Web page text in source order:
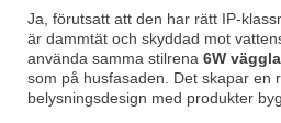
Ja, förutsatt att den har rätt IP-
är dammtät och skyddad mot
använda samma stilrena 6W
som på husfasaden. Det skapar en
belysningsdesign med produkter